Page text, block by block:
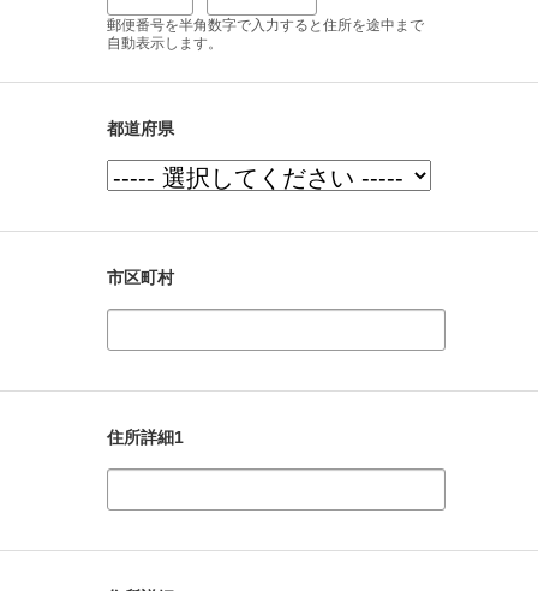
郵便番号を半角数字で入力すると住所を途中まで
自動表示します。
都道府県
市区町村
住所詳細1